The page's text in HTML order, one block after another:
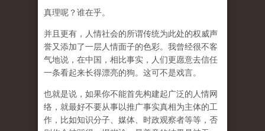
真理呢？谁在乎。
并且更有，人情社会的所谓传统为此处的权威声
誉又添加了一层人情面子的色彩。我曾经很不客
气地说，在中国，相比事实，人们更愿意去信任
一条看起来长得漂亮的狗。这可不是戏言。
也就是说，如果你不能首先构建起广泛的人情网
络，就最好不要从事以推广事实真相为主体的工
作，比如知识分子、媒体、时政观察者等等，否